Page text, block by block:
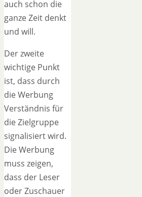
auch schon die
ganze Zeit denkt
und will.
Der zweite
wichtige Punkt
ist, dass durch
die Werbung
Verständnis für
die Zielgruppe
signalisiert wird.
Die Werbung
muss zeigen,
dass der Leser
oder Zuschauer